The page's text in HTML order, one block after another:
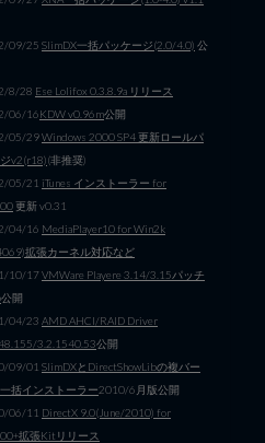
09/25 SlimDX一括パッケージ(2.0/4.0) 公
8/28 Ese Lolifox 0.3.8.9a リリース
06/16KDW v0.96m公開
05/29Windows 2000 SP4 更新ロールパ
v2(r18)(非推奨)
05/21 iTunes インストーラー for
更新 v0.31
04/16 MediaPlayer10 for Win2k
拡張カーネル対応など
10/17VMWare Playere 3.14/3.15パッチ
公開
04/23 AMD AHCI/RAID Driver
3.2.1540.53公開
09/01 SlimDXとDirectShowLibの複バー
括インストーラー2010/6月版公開
06/11 DirectX 9.0(June/2010) for
拡張Kitリリース